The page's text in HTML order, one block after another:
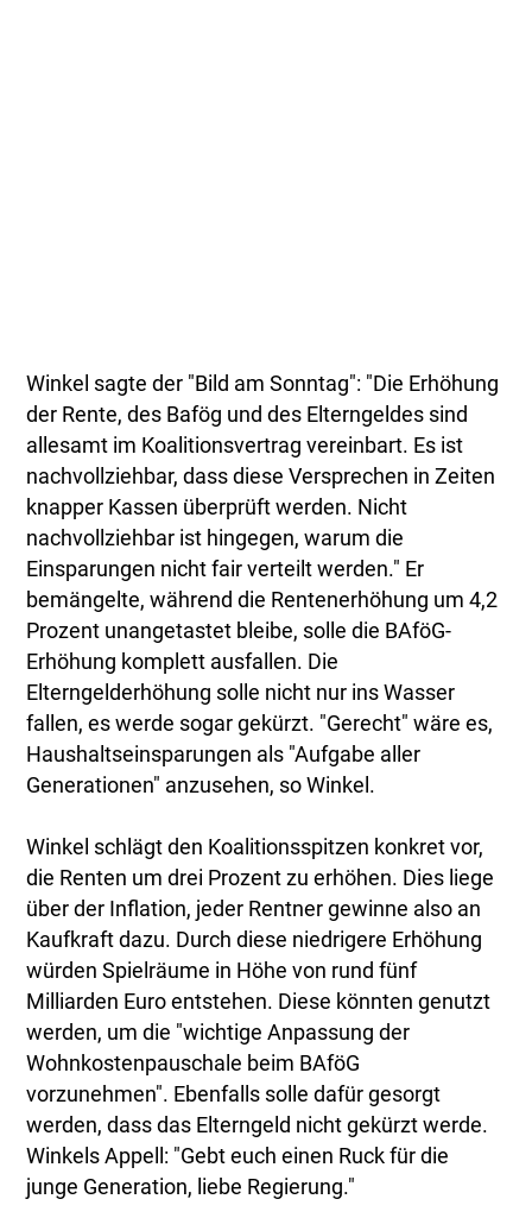
Winkel sagte der "Bild am Sonntag": "Die Erhöhung
der Rente, des Bafög und des Elterngeldes sind
allesamt im Koalitionsvertrag vereinbart. Es ist
nachvollziehbar, dass diese Versprechen in Zeiten
knapper Kassen überprüft werden. Nicht
nachvollziehbar ist hingegen, warum die
Einsparungen nicht fair verteilt werden." Er
bemängelte, während die Rentenerhöhung um 4,2
Prozent unangetastet bleibe, solle die BAföG-
Erhöhung komplett ausfallen. Die
Elterngelderhöhung solle nicht nur ins Wasser
fallen, es werde sogar gekürzt. "Gerecht" wäre es,
Haushaltseinsparungen als "Aufgabe aller
Generationen" anzusehen, so Winkel.
Winkel schlägt den Koalitionsspitzen konkret vor,
die Renten um drei Prozent zu erhöhen. Dies liege
über der Inflation, jeder Rentner gewinne also an
Kaufkraft dazu. Durch diese niedrigere Erhöhung
würden Spielräume in Höhe von rund fünf
Milliarden Euro entstehen. Diese könnten genutzt
werden, um die "wichtige Anpassung der
Wohnkostenpauschale beim BAföG
vorzunehmen". Ebenfalls solle dafür gesorgt
werden, dass das Elterngeld nicht gekürzt werde.
Winkels Appell: "Gebt euch einen Ruck für die
junge Generation, liebe Regierung."